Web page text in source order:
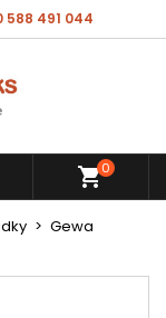
588 491 044
shopping_cart0
Gewa